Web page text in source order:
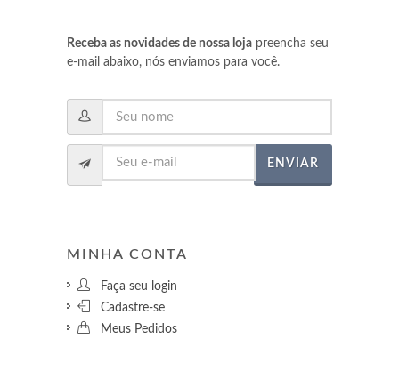
Receba as novidades de nossa lojapreencha seu
e-mail abaixo, nós enviamos para você.
ENVIAR
MINHA CONTA
Faça seu login
Cadastre-se
Meus Pedidos